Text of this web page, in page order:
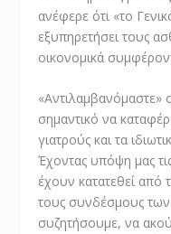
ανέφερε ότι «το
εξυπηρετήσει τους
οικονομικά
«Αντιλαμβανόμαστε»
σημαντικό να
γιατρούς και τα
Έχοντας υπόψη μας
έχουν κατατεθεί από
τους συνδέσμους
συζητήσουμε, να